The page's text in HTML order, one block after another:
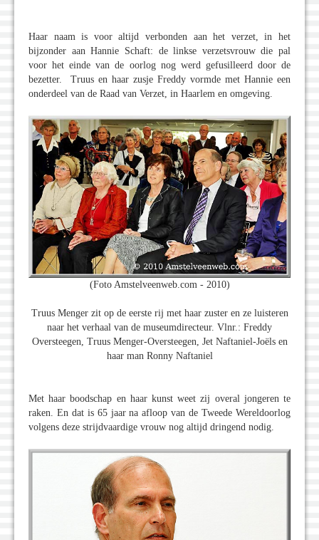
Haar naam is voor altijd verbonden aan het verzet, in het
bijzonder aan Hannie Schaft: de linkse verzetsvrouw die pal
voor het einde van de oorlog nog werd gefusilleerd door de
bezetter. Truus en haar zusje Freddy vormde met Hannie een
onderdeel van de Raad van Verzet, in Haarlem en omgeving.
(Foto Amstelveenweb.com - 2010)
Truus Menger zit op de eerste rij met haar zuster en ze luisteren
naar het verhaal van de museumdirecteur. Vlnr.: Freddy
Oversteegen, Truus Menger-Oversteegen, Jet Naftaniel-Joëls en
haar man Ronny Naftaniel
Met haar boodschap en haar kunst weet zij overal jongeren te
raken. En dat is 65 jaar na afloop van de Tweede Wereldoorlog
volgens deze strijdvaardige vrouw nog altijd dringend nodig.